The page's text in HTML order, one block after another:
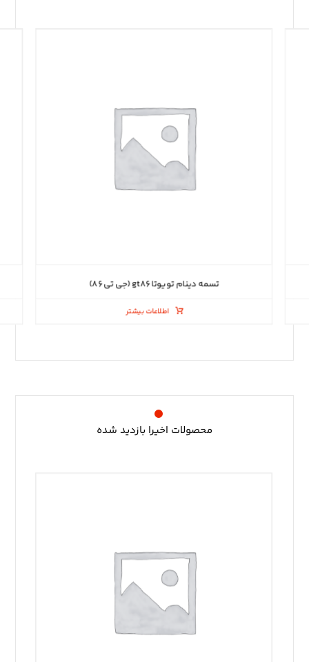
تسمه دینام تویوتا gt۸۶ (جی تی ۸۶)
اطلاعات بیشتر
محصولات اخیرا بازدید شده